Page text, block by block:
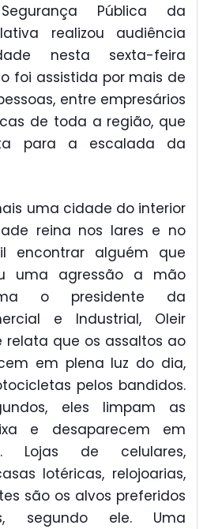
Pública da
realizou audiência
nesta sexta-feira
foi assistida por mais de
entre empresários
de toda a região, que
para a escalada da
uma cidade do interior
reina nos lares e no
encontrar alguém que
uma agressão a mão
o presidente da
e Industrial, Oleir
relata que os assaltos ao
em plena luz do dia,
pelos bandidos.
eles limpam as
e desaparecem em
Lojas de celulares,
lotéricas, relojoarias,
são os alvos preferidos
segundo ele. Uma